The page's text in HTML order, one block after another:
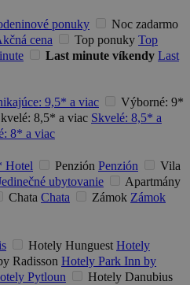
ponuky
Noc zadarmo
cena Top ponuky Top
Last minute víkendy Last
9,5* a viac
Výborné: 9*
8,5* a viac Skvelé: 8,5* a
8* a viac
Hotel Penzión Penzión
Vila
ubytovanie
Apartmány
Chata Chata Zámok Zámok
Hotely Hunguest Hotely
Radisson Hotely Park Inn by
Pytloun
Hotely Danubius